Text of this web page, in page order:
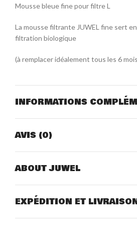
Mousse bleue fine pour filtre L
La mousse filtrante JUWEL fine sert
filtration biologique
(à remplacer idéalement tous les 6
INFORMATIONS
AVIS (0)
ABOUT JUWEL
EXPÉDITION ET